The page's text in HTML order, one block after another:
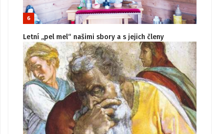
6
Letní „pel mel“ našimi sbory a s jejich členy